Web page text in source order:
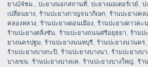
ยาง24ชม., ปะยางนอกสถานที่, ปะยางมอเตอร์เวย์, ป
เปลี่ยนยาง, ร้านปะยางกาญจนาภิเษก, ร้านปะยางคล
คลองหลวง, ร้านปะยางดอนเมือง, ร้านปะยางดาวคะ
ร้านปะยางตลิ่งชัน, ร้านปะยางถนนศรีอยุธยา, ร้านป
ยางนครปฐม, ร้านปะยางนนทบุรี, ร้านปะยางนวนคร,
ร้านปะยางบางกะปิ, ร้านปะยางบางนา, ร้านปะยางบ
บางเขน, ร้านปะยางบางแค, ร้านปะยางบางใหญ่, ร้า